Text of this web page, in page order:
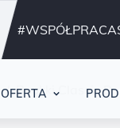
OFERTA
Ruukki Classic D